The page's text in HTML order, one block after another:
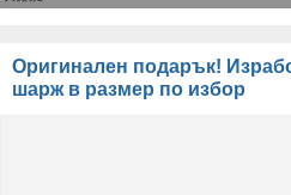
Оригинален подарък!
шарж в размер по избор